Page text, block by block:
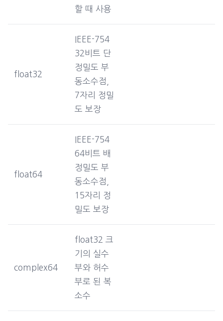
할 때 사용
float32
IEEE-754
32비트 단
정밀도 부
동소수점,
7자리 정밀
도 보장
float64
IEEE-754
64비트 배
정밀도 부
동소수점,
15자리 정
밀도 보장
complex64
float32 크
기의 실수
부와 허수
부로 된 복
소수